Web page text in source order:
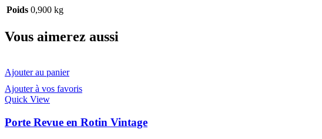
Poids 0,900 kg
Vous aimerez aussi
Ajouter au panier
Ajouter à vos favoris
Quick View
Porte Revue en Rotin Vintage